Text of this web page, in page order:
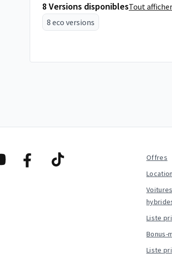
8 Versions disponiblesTout afficher
8 eco versions
Offres
Liste
Bonus-
Liste